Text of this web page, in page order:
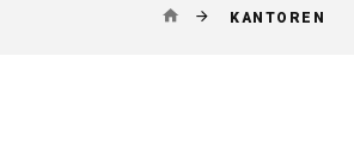
KANTOREN